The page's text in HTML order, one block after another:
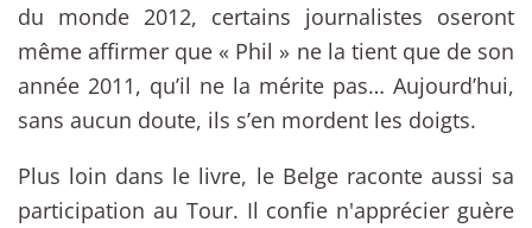
du monde 2012, certains journalistes oseront
même affirmer que « Phil » ne la tient que de son
année 2011, qu’il ne la mérite pas… Aujourd’hui,
sans aucun doute, ils s’en mordent les doigts.
Plus loin dans le livre, le Belge raconte aussi sa
participation au Tour. Il confie n'apprécier guère